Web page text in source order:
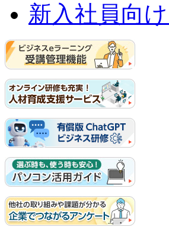
新入社員向